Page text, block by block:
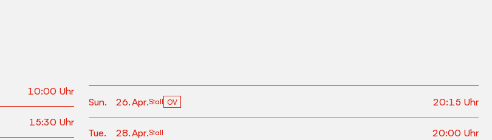
10:00 Uhr
15:30 Uhr
Sun. 26.Apr.Stall OV 20:15 Uhr
Tue. 28.Apr.Stall 20:00 Uhr